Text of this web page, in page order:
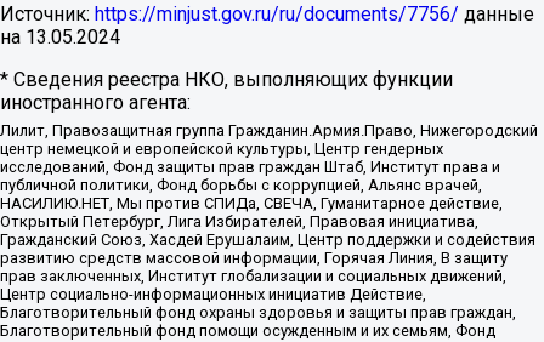
Источник: https://minjust.gov.ru/ru/documents/7756/ данные
на 13.05.2024
* Сведения реестра НКО, выполняющих функции
иностранного агента:
Лилит, Правозащитная группа Гражданин.Армия.Право, Нижегородский
центр немецкой и европейской культуры, Центр гендерных
исследований, Фонд защиты прав граждан Штаб, Институт права и
публичной политики, Фонд борьбы с коррупцией, Альянс врачей,
НАСИЛИЮ.НЕТ, Мы против СПИДа, СВЕЧА, Гуманитарное действие,
Открытый Петербург, Лига Избирателей, Правовая инициатива,
Гражданский Союз, Хасдей Ерушалаим, Центр поддержки и содействия
развитию средств массовой информации, Горячая Линия, В защиту
прав заключенных, Институт глобализации и социальных движений,
Центр социально-информационных инициатив Действие,
Благотворительный фонд охраны здоровья и защиты прав граждан,
Благотворительный фонд помощи осужденным и их семьям, Фонд